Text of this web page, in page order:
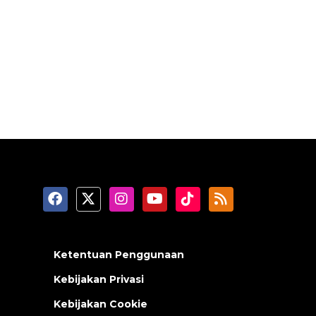
Ketentuan Penggunaan
Kebijakan Privasi
Kebijakan Cookie